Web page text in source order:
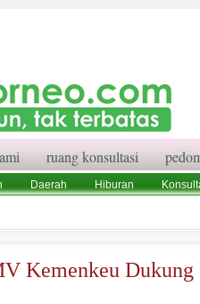
ruang konsultasi
Daerah Hiburan
Kemenkeu Dukung